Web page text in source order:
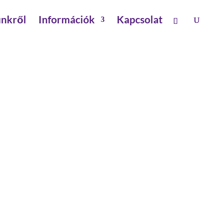
Információk Kapcsolat